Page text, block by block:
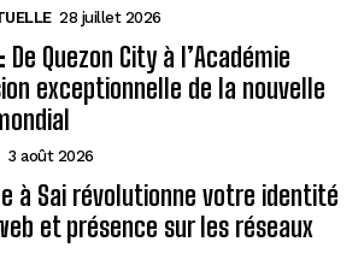
28 juillet 2026
Quezon City à l’Académie
exceptionnelle de la nouvelle
3 août 2026
à Sai révolutionne votre identité
et présence sur les réseaux